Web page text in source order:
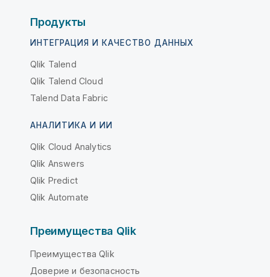
Продукты
ИНТЕГРАЦИЯ И КАЧЕСТВО ДАННЫХ
Qlik Talend
Qlik Talend Cloud
Talend Data Fabric
АНАЛИТИКА И ИИ
Qlik Cloud Analytics
Qlik Answers
Qlik Predict
Qlik Automate
Преимущества Qlik
Преимущества Qlik
Доверие и безопасность